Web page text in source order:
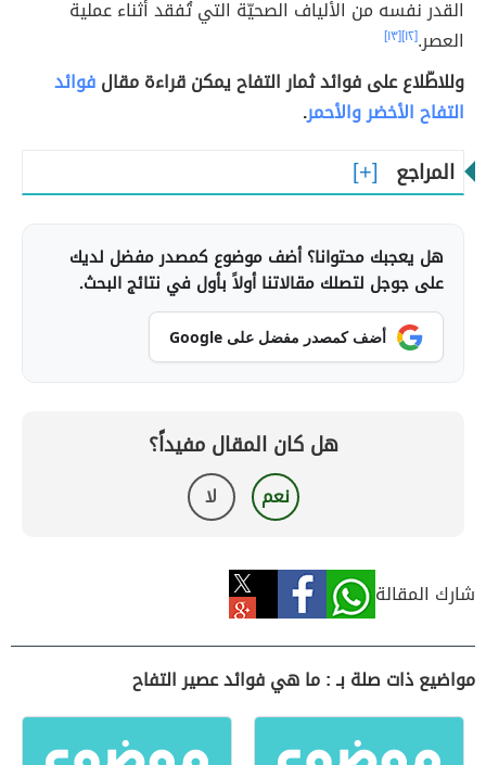
القدر نفسه من الألياف الصحيّة التي تُفقد أثناء عملية
العصر.[١٢] [١٣]
وللاطّلاع على فوائد ثمار التفاح يمكن قراءة مقالفوائد
التفاح الأخضر والأحمر.
المراجع
هل يعجبك محتوانا؟ أضف موضوع كمصدر مفضل لديك
على جوجل لتصلك مقالاتنا أولاً بأول في نتائج البحث.
أضف كمصدر مفضل على Google
هل كان المقال مفيداً؟
نعم لا
شارك المقالة
مواضيع ذات صلة بـ : ما هي فوائد عصير التفاح